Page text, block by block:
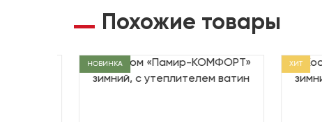
Похожие товары
НОВИНКА ХИТ